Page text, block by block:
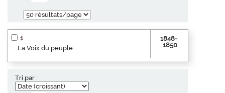
1
La Voix du peuple
1848-
1850
Tri par :